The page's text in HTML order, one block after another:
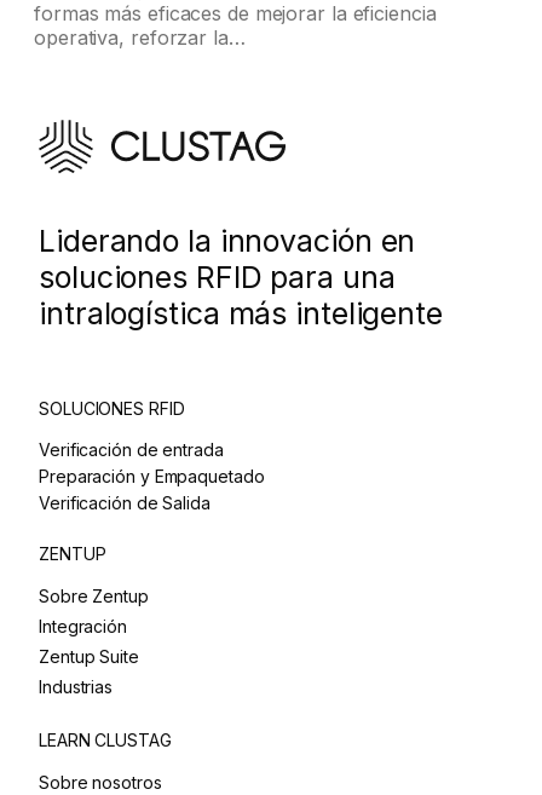
formas más eficaces de mejorar la eficiencia
operativa, reforzar la…
Liderando la innovación en
soluciones RFID para una
intralogística más inteligente
SOLUCIONES RFID
Verificación de entrada
Preparación y Empaquetado
Verificación de Salida
ZENTUP
Sobre Zentup
Integración
Zentup Suite
Industrias
LEARN CLUSTAG
Sobre nosotros